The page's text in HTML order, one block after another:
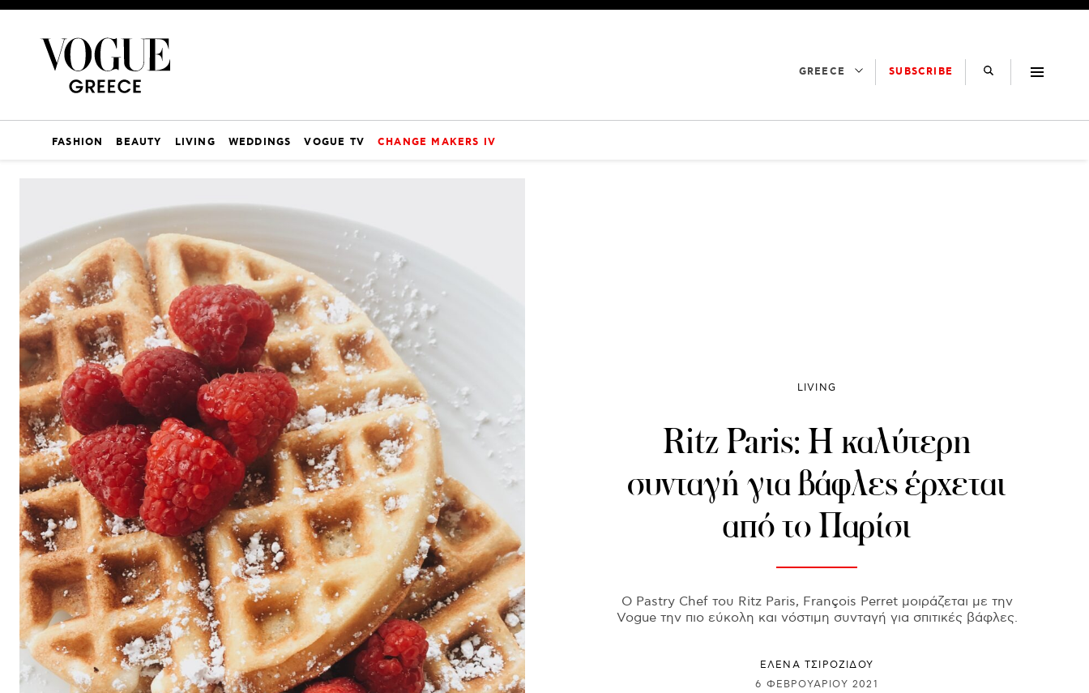
GREECE SUBSCRIBE
FASHION BEAUTY LIVING WEDDINGS VOGUE TV CHANGE MAKERS IV
LIVING
Ritz Paris: Η καλύτερη
συνταγή για βάφλες έρχεται
από το Παρίσι
Ο Pastry Chef του Ritz Paris, François Perret μοιράζεται με την
Vogue την πιο εύκολη και νόστιμη συνταγή για σπιτικές βάφλες.
ΈΛΕΝΑ ΤΣΙΡΟΖΊΔΟΥ
6 ΦΕΒΡΟΥΑΡΊΟΥ 2021